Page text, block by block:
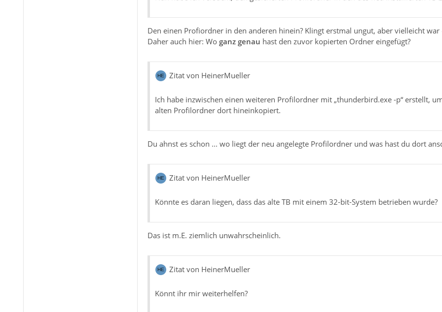
Den einen Profiordner in den anderen hinein? Klingt erstmal ungut, aber vielleicht war
Daher auch hier: Wo ganz genau hast den zuvor kopierten Ordner eingefügt?
Zitat von HeinerMueller
Ich habe inzwischen einen weiteren Profilordner mit „thunderbird.exe -p“ erstellt,
alten Profilordner dort hineinkopiert.
Du ahnst es schon ... wo liegt der neu angelegte Profilordner und was hast du dort
Zitat von HeinerMueller
Könnte es daran liegen, dass das alte TB mit einem 32-bit-System betrieben wurde?
Das ist m.E. ziemlich unwahrscheinlich.
Zitat von HeinerMueller
Könnt ihr mir weiterhelfen?